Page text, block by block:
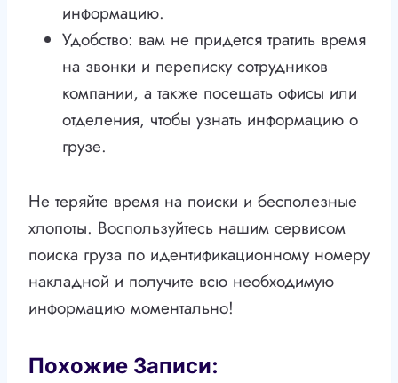
информацию.
Удобство: вам не придется тратить время
на звонки и переписку сотрудников
компании, а также посещать офисы или
отделения, чтобы узнать информацию о
грузе.
Не теряйте время на поиски и бесполезные
хлопоты. Воспользуйтесь нашим сервисом
поиска груза по идентификационному номеру
накладной и получите всю необходимую
информацию моментально!
Похожие Записи: